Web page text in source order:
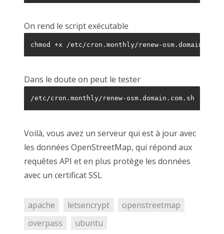
On rend le script exécutable
chmod +x /etc/cron.monthly/renew-
Dans le doute on peut le tester
/etc/cron.monthly/renew-osm.domain.com.sh
Voilà, vous avez un serveur qui est à jour avec
les données OpenStreetMap, qui répond aux
requêtes API et en plus protège les données
avec un certificat SSL
apache letsencrypt
openstreetmap
overpass
ubuntu